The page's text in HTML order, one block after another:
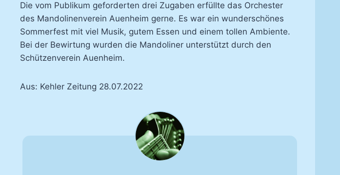
Die vom Publikum geforderten drei Zugaben erfüllte das Orchester
des Mandolinenverein Auenheim gerne. Es war ein wunderschönes
Sommerfest mit viel Musik, gutem Essen und einem tollen Ambiente.
Bei der Bewirtung wurden die Mandoliner unterstützt durch den
Schützenverein Auenheim.
Aus: Kehler Zeitung 28.07.2022